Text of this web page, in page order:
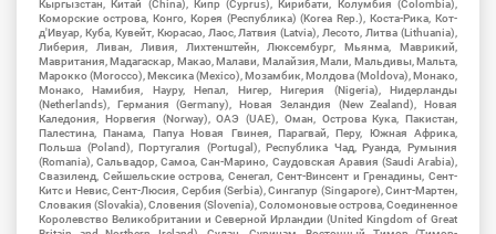
Кыргызстан, Китай (China), Кипр (Cyprus), Кирибати, Колумбия (Colombia),
Коморские острова, Конго, Корея (Республика) (Korea Rep.), Коста-Рика, Кот-
д'Ивуар, Куба, Кувейт, Кюрасао, Лаос, Латвия (Latvia), Лесото, Литва (Lithuania),
Либерия, Ливан, Ливия, Лихтенштейн, Люксембург, Мьянма, Маврикий,
Мавритания, Мадагаскар, Макао, Малави, Малайзия, Мали, Мальдивы, Мальта,
Марокко (Morocco), Мексика (Mexico), Мозамбик, Молдова (Moldova), Монако,
Монако, Намибия, Науру, Непал, Нигер, Нигерия (Nigeria), Нидерланды
(Netherlands), Германия (Germany), Новая Зеландия (New Zealand), Новая
Каледония, Норвегия (Norway), ОАЭ (UAE), Оман, Острова Кука, Пакистан,
Палестина, Панама, Папуа Новая Гвинея, Парагвай, Перу, Южная Африка,
Польша (Poland), Португалия (Portugal), Республика Чад, Руанда, Румыния
(Romania), Сальвадор, Самоа, Сан-Марино, Саудовская Аравия (Saudi Arabia),
Свазиленд, Сейшельские острова, Сенегал, Сент-Винсент и Гренадины, Сент-
Китс и Невис, Сент-Люсия, Сербия (Serbia), Сингапур (Singapore), Синт-Мартен,
Словакия (Slovakia), Словения (Slovenia), Соломоновые острова, Соединенное
Королевство Великобритании и Северной Ирландии (United Kingdom of Great